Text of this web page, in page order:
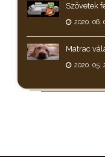
Szövetek
2020. 06.
Matrac
2020. 05.